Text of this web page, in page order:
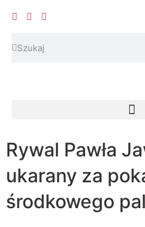
Rywal Pawła
ukarany za
środkowego